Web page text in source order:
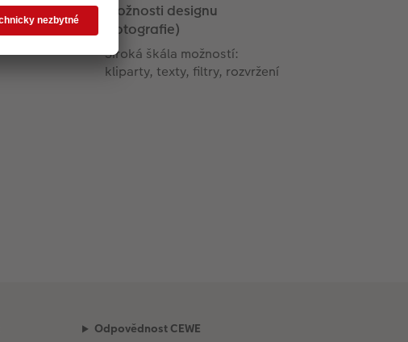
Možnosti designu
(fotografie)
Široká škála možností:
kliparty, texty, filtry, rozvržení
Odpovědnost CEWE